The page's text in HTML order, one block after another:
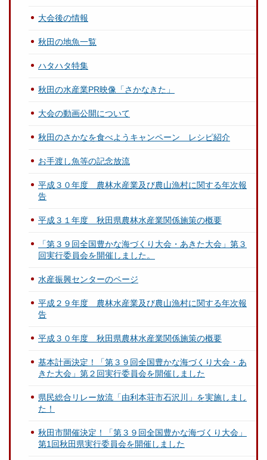
大会後の情報
秋田の地魚一覧
ハタハタ特集
秋田の水産業PR映像「さかなきた」
大会の動画公開について
秋田のさかなを食べようキャンペーン レシピ紹介
お手渡し魚等の記念放流
平成３０年度 農林水産業及び農山漁村に関する年次報
告
平成３１年度 秋田県農林水産業関係施策の概要
「第３９回全国豊かな海づくり大会・あきた大会」第３
回実行委員会を開催しました。
水産振興センターのページ
平成２９年度 農林水産業及び農山漁村に関する年次報
告
平成３０年度 秋田県農林水産業関係施策の概要
基本計画決定！「第３９回全国豊かな海づくり大会・あ
きた大会」第２回実行委員会を開催しました
県民総合リレー放流「由利本荘市石沢川」を実施しまし
た！
秋田市開催決定！「第３９回全国豊かな海づくり大会」
第1回秋田県実行委員会を開催しました